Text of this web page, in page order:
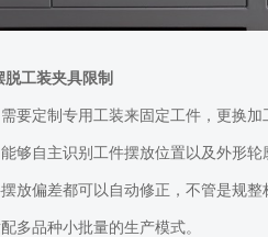
脱工装夹具限制
要定制专用工装来固定工件，更换
够自主识别工件摆放位置以及外形轮
放偏差都可以自动修正，不管是规
多品种小批量的生产模式。